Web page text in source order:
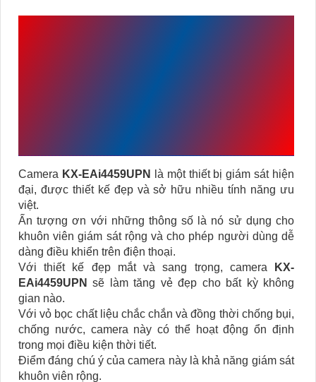
Camera KX-EAi4459UPN
là một thiết bị giám sát hiện
đại, được thiết kế đẹp và sở hữu nhiều tính năng ưu
việt.
Ấn tượng ơn với những thông số là nó sử dụng cho
khuôn viên giám sát rộng và cho phép người dùng dễ
dàng điều khiển trên điện thoại.
Với thiết kế đẹp mắt và sang trọng, camera
KX-
EAi4459UPN sẽ làm tăng vẻ đẹp cho bất kỳ không
gian nào.
Với vỏ bọc chất liệu chắc chắn và đồng thời chống bụi,
chống nước, camera này có thể hoạt động ổn định
trong mọi điều kiện thời tiết.
Điểm đáng chú ý của camera này là khả năng giám sát
khuôn viên rộng.